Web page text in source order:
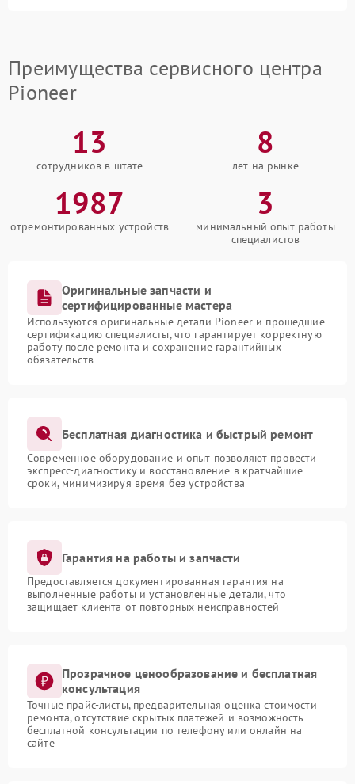
Преимущества сервисного центра
Pioneer
13
сотрудников в штате
8
лет на рынке
1987
отремонтированных устройств
3
минимальный опыт работы
специалистов
Оригинальные запчасти и
сертифицированные мастера
Используются оригинальные детали Pioneer и прошедшие
сертификацию специалисты, что гарантирует корректную
работу после ремонта и сохранение гарантийных
обязательств
Бесплатная диагностика и быстрый ремонт
Современное оборудование и опыт позволяют провести
экспресс-диагностику и восстановление в кратчайшие
сроки, минимизируя время без устройства
Гарантия на работы и запчасти
Предоставляется документированная гарантия на
выполненные работы и установленные детали, что
защищает клиента от повторных неисправностей
Прозрачное ценообразование и бесплатная
консультация
Точные прайс-листы, предварительная оценка стоимости
ремонта, отсутствие скрытых платежей и возможность
бесплатной консультации по телефону или онлайн на
сайте